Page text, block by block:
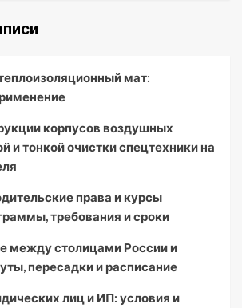
мат:
корпусов воздушных
и тонкой очистки спецтехники на
права и курсы
требования и сроки
между столицами России и
пересадки и расписание
лиц и ИП: условия и